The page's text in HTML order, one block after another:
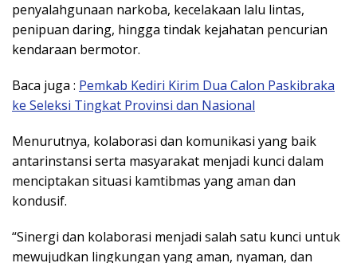
penyalahgunaan narkoba, kecelakaan lalu lintas,
penipuan daring, hingga tindak kejahatan pencurian
kendaraan bermotor.
Baca juga : Pemkab Kediri Kirim Dua Calon Paskibraka
ke Seleksi Tingkat Provinsi dan Nasional
Menurutnya, kolaborasi dan komunikasi yang baik
antarinstansi serta masyarakat menjadi kunci dalam
menciptakan situasi kamtibmas yang aman dan
kondusif.
“Sinergi dan kolaborasi menjadi salah satu kunci untuk
mewujudkan lingkungan yang aman, nyaman, dan